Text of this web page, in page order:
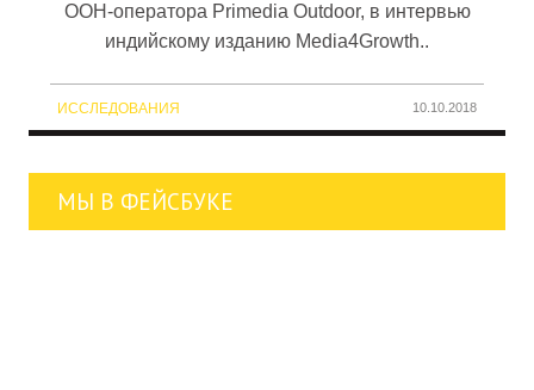
OOH-оператора Primedia Outdoor, в интервью
индийскому изданию Media4Growth..
ИССЛЕДОВАНИЯ 10.10.2018
МЫ В ФЕЙСБУКЕ